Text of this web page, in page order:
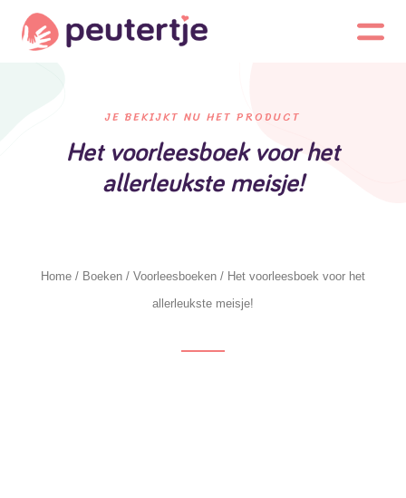
JE BEKIJKT NU HET PRODUCT
Het voorleesboek voor het
allerleukste meisje!
Home / Boeken / Voorleesboeken / Het voorleesboek voor het
allerleukste meisje!